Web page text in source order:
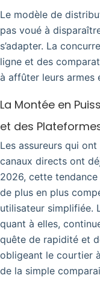
Le modèle de
pas voué à
s’adapter. La
ligne et des
à affûter leurs armes
La Montée en
et des
Les assureurs qui
canaux directs ont
2026, cette
de plus en plus
utilisateur simplifiée.
quant à elles,
quête de rapidité et
obligeant le courtier
de la simple